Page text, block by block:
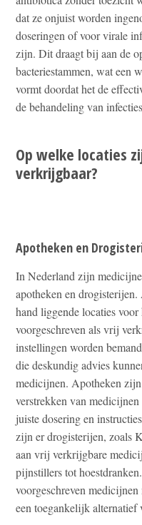
dat ze onjuist worden
doseringen of voor virale
zijn. Dit draagt bij aan de
bacteriestammen, wat een
vormt doordat het de
de behandeling van
Op welke locaties
verkrijgbaar?
Apotheken en
In Nederland zijn
apotheken en
hand liggende locaties
voorgeschreven als vrij
instellingen worden
die deskundig advies
medicijnen. Apotheken
verstrekken van
juiste dosering en
zijn er drogisterijen, zoals
aan vrij verkrijgbare
pijnstillers tot
voorgeschreven
een toegankelijk alternatief